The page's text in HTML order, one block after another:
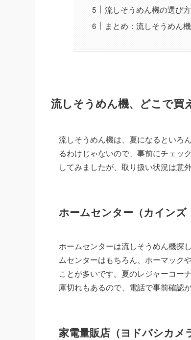
流しそうめん機の選び
まとめ：流しそうめん
流しそうめん機、どこで買
流しそうめん機は、夏になるといろ
るわけじゃないので、事前にチェッ
してみましたが、取り扱い状況は意
ホームセンター（カインズ
ホームセンターは流しそうめん機探
ムセンターはもちろん、ホーマック
ことが多いです。夏のレジャーコー
庫切れもあるので、電話で事前確認
家電量販店（ヨドバシカメ